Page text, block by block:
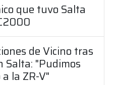
que tuvo Salta
de Vicino tras
Salta: "Pudimos
la ZR-V"